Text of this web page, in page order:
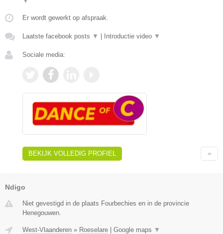
Er wordt gewerkt op afspraak.
Laatste facebook posts ▼ | Introductie video ▼
Sociale media:
BEKIJK VOLLEDIG PROFIEL
Ndigo
Niet gevestigd in de plaats Fourbechies en in de provincie
Henegouwen.
West-Vlaanderen » Roeselare Google maps ▼